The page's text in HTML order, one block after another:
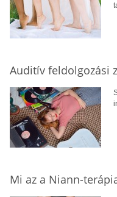
Auditív feldolgozási
Mi az a Niann-